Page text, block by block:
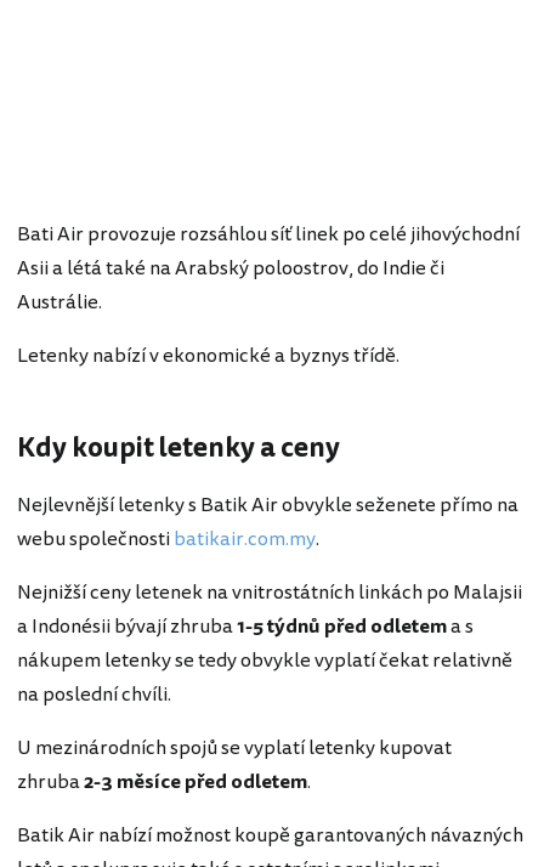
Bati Air provozuje rozsáhlou síť linek po celé jihovýchodní
Asii a létá také na Arabský poloostrov, do Indie či
Austrálie.
Letenky nabízí v ekonomické a byznys třídě.
Kdy koupit letenky a ceny
Nejlevnější letenky s Batik Air obvykle seženete přímo na
webu společnostibatikair.com.my.
Nejnižší ceny letenek na vnitrostátních linkách po Malajsii
a Indonésii bývají zhruba1-5 týdnů před odletema s
nákupem letenky se tedy obvykle vyplatí čekat relativně
na poslední chvíli.
U mezinárodních spojů se vyplatí letenky kupovat
zhruba2-3 měsíce před odletem.
Batik Air nabízí možnost koupě garantovaných návazných